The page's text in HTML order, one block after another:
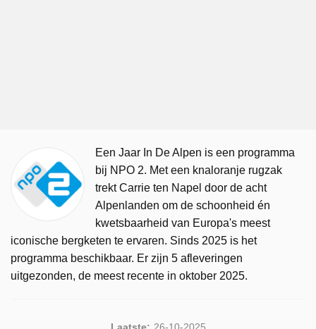
Een Jaar In De Alpen is een programma
bij NPO 2. Met een knaloranje rugzak
trekt Carrie ten Napel door de acht
Alpenlanden om de schoonheid én
kwetsbaarheid van Europa's meest
iconische bergketen te ervaren. Sinds 2025 is het
programma beschikbaar. Er zijn 5 afleveringen
uitgezonden, de meest recente in oktober 2025.